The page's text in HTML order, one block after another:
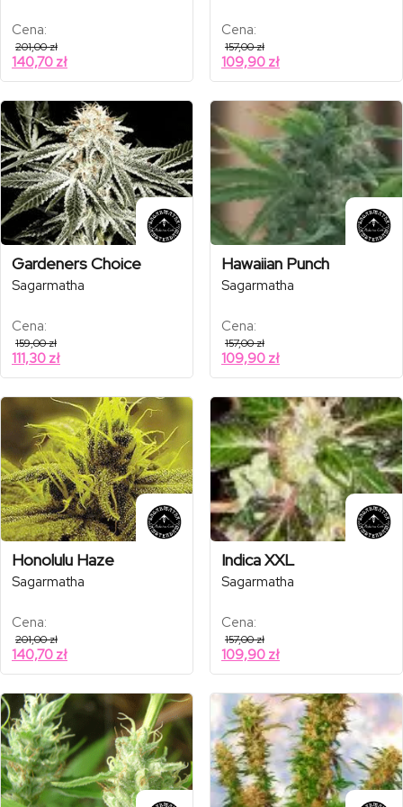
Cena:
201,00zł
140,70 zł
Cena:
157,00zł
109,90 zł
Gardeners Choice
Sagarmatha
Cena:
159,00zł
111,30 zł
Hawaiian Punch
Sagarmatha
Cena:
157,00zł
109,90 zł
Honolulu Haze
Sagarmatha
Cena:
201,00zł
140,70 zł
Indica XXL
Sagarmatha
Cena:
157,00zł
109,90 zł